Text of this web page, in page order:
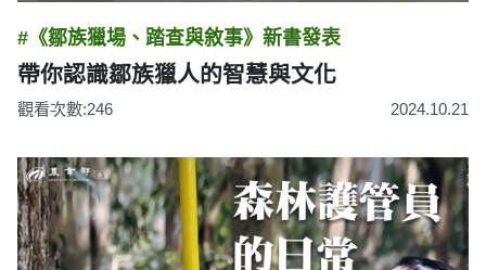
#《鄒族獵場、踏查與敘事》新書發表
帶你認識鄒族獵人的智慧與文化
觀看次數:246 2024.10.21